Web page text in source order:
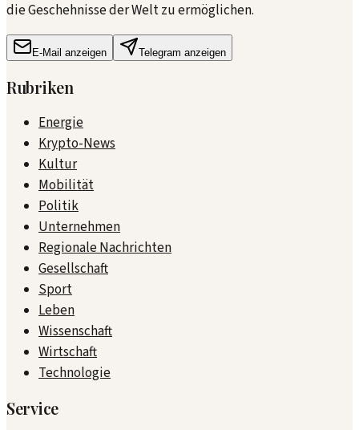
die Geschehnisse der Welt zu ermöglichen.
E-Mail anzeigen Telegram anzeigen
Rubriken
Energie
Krypto-News
Kultur
Mobilität
Politik
Unternehmen
Regionale Nachrichten
Gesellschaft
Sport
Leben
Wissenschaft
Wirtschaft
Technologie
Service